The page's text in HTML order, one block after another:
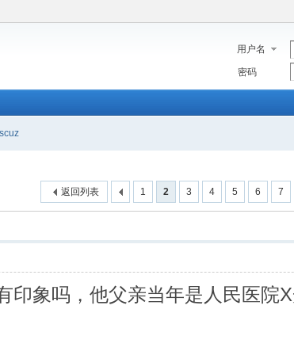
用户名
密码
1 2 3 4 5 6 7
返回列表
象吗，他父亲当年是人民医院X